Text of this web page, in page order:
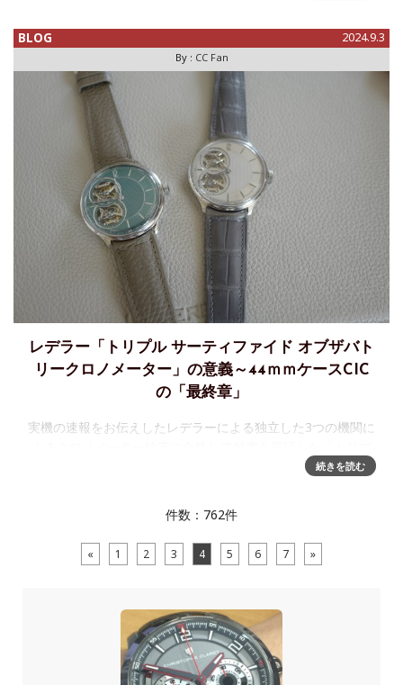
したアーミン・シュト
BLOG 2024.9.3
By : CC Fan
レデラー「トリプル サーティファイド オブザバト
リークロノメーター」の意義～44ｍｍケースCIC
の「最終章」
実機の速報をお伝えしたレデラーによる独立した3つの機関に
ルサーティファイド オブザバトリークロノメーター」。先の
のである、という認
続きを読む
件数：762件
« 1 2 3 4 5 6 7 »